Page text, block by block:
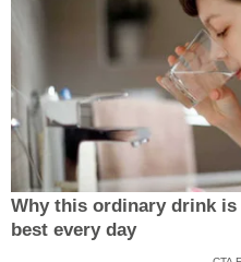
Why this ordinary drink
best every day